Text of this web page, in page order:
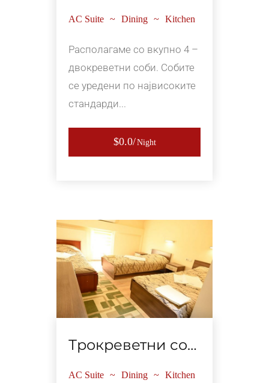
AC Suite Dining Kitchen
Располагаме со вкупно 4 –
двокреветни соби. Собите
се уредени по највисоките
стандарди...
$0.0 Night
Трокреветни соби
AC Suite Dining Kitchen